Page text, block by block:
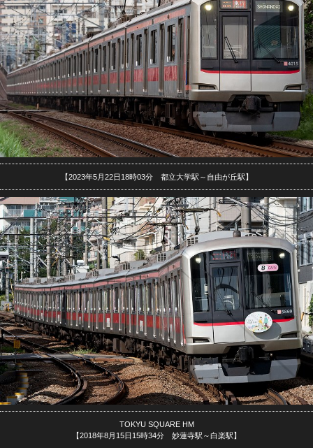
【2023年5月22日18時03分 都立大学駅～自由が丘駅】
TOKYU SQUARE HM
【2018年8月15日15時34分 妙蓮寺駅～白楽駅】